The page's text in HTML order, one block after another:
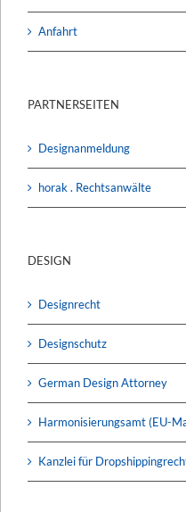
Anfahrt
PARTNERSEITEN
Designanmeldung
horak . Rechtsanwälte
DESIGN
Designrecht
Designschutz
German Design Attorney
Harmonisierungsamt (EU-
Kanzlei für